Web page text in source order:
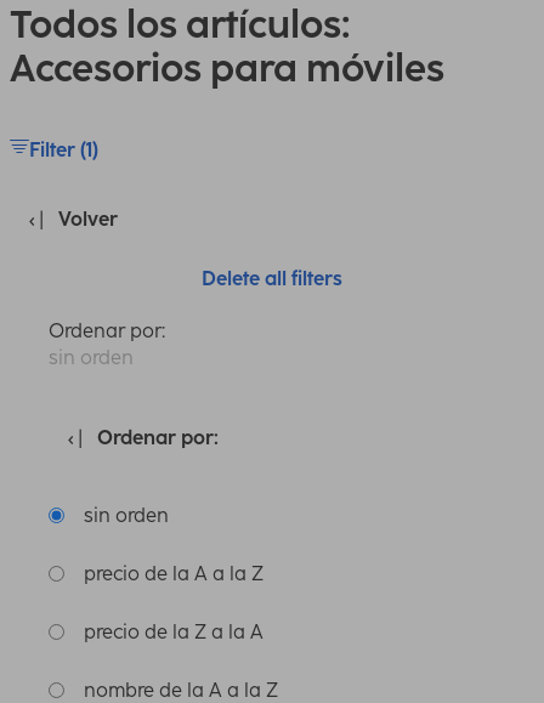
Todos los artículos:
Accesorios para móviles
Filter (1)
Volver
Delete all filters
Ordenar por:
sin orden
Ordenar por:
sin orden
precio de la A a la Z
precio de la Z a la A
nombre de la A a la Z